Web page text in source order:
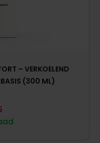
– VERKOELEND
(300 ML)